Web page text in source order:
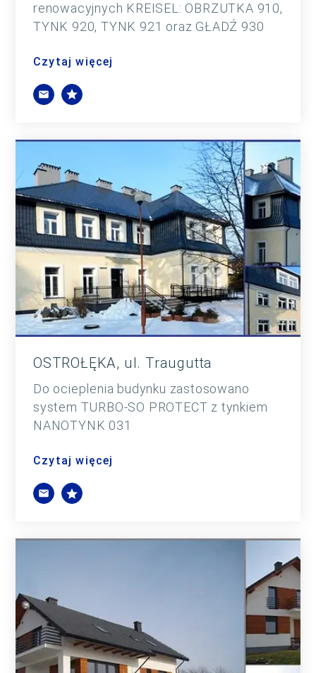
renowacyjnych KREISEL: OBRZUTKA 910,
TYNK 920, TYNK 921 oraz GŁADŹ 930
Czytaj więcej
OSTROŁĘKA, ul. Traugutta
Do ocieplenia budynku zastosowano
system TURBO-SO PROTECT z tynkiem
NANOTYNK 031
Czytaj więcej